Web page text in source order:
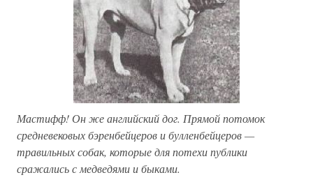
Мастифф! Он же английский дог. Прямой потомок
средневековых бэренбейцеров и булленбейцеров —
травильных собак, которые для потехи публики
сражались с медведями и быками.